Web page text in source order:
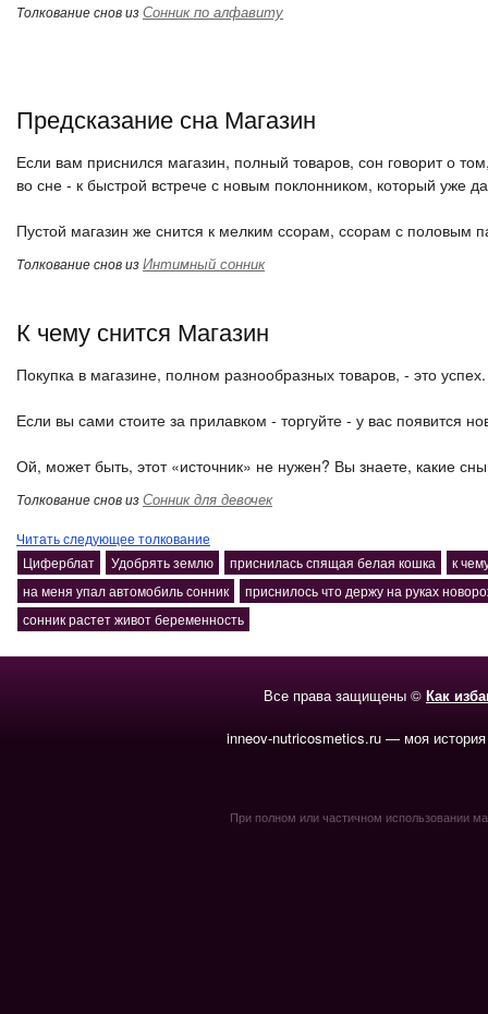
Толкование снов изСонник по алфавиту
Предсказание сна Магазин
Если вам приснился магазин, полный товаров, сон говорит о
во сне - к быстрой встрече с новым поклонником, который уже
Пустой магазин же снится к мелким ссорам, ссорам с половым
Толкование снов изИнтимный сонник
К чему снится Магазин
Покупка в магазине, полном разнообразных товаров, - это успех.
Если вы сами стоите за прилавком - торгуйте - у вас появится
Ой, может быть, этот «источник» не нужен? Вы знаете, какие
Толкование снов изСонник для девочек
Читать следующее толкование
Циферблат
Удобрять землю приснилась спящая белая кошка
к
на меня упал автомобиль сонник
приснилось что держу на руках
сонник растет живот беременность
Все права защищены © Как
inneov-nutricosmetics.ru — моя
При полном или частичном использовании